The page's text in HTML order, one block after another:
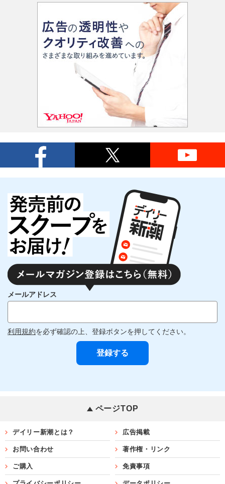
メールアドレス
利用規約を必ず確認の上、登録ボタンを押してください。
ページTOP
デイリー新潮とは？ 広告掲載
お問い合わせ 著作権・リンク
ご購入 免責事項